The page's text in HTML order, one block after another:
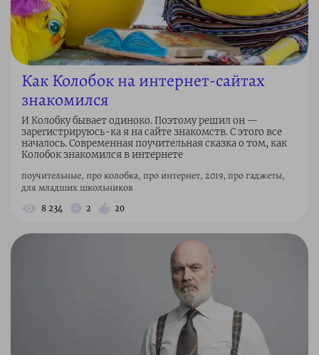
Как Колобок на интернет-сайтах
знакомился
И Колобку бывает одиноко. Поэтому решил он —
зарегистрируюсь-ка я на сайте знакомств. С этого все
началось. Современная поучительная сказка о том, как
Колобок знакомился в интернете
поучительные, про колобка, про интернет, 2019, про гаджеты,
для младших школьников
8 234 2 20